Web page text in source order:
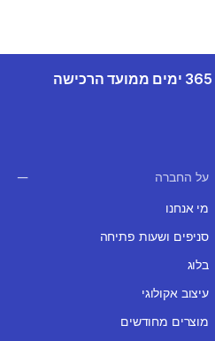
על החברה
מי אנחנו
סניפים ושעות פתיחה
בלוג
עיצוב אקולוגי
מוצרים מחודשים